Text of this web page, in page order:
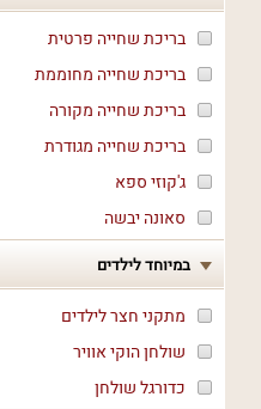
בריכת שחייה פרטית
בריכת שחייה מחוממת
בריכת שחייה מקורה
בריכת שחייה מגודרת
ג'קוזי ספא
סאונה יבשה
במיוחד לילדים
מתקני חצר לילדים
שולחן הוקי אוויר
כדורגל שולחן